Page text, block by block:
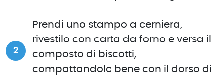
Prendi uno stampo a cerniera,
rivestilo con carta da forno e versa il
composto di biscotti,
compattandolo bene con il dorso di